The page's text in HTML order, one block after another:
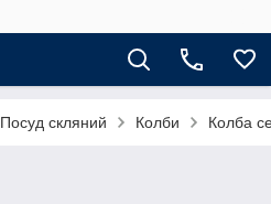
Посуд скляний Колби Колба